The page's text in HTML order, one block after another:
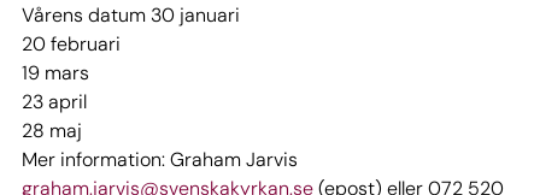
Vårens datum 30 januari
20 februari
19 mars
23 april
28 maj
Mer information: Graham Jarvis
graham.jarvis@svenskakyrkan.se(epost) eller 072 520